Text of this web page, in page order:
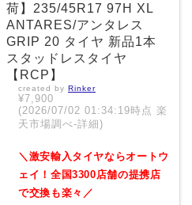
荷】235/45R17 97H XL
ANTARES/アンタレス
GRIP 20 タイヤ 新品1本
スタッドレスタイヤ
【RCP】
created by Rinker
¥7,900
(2026/07/02 01:34:19時点 楽
天市場調べ-詳細)
＼激安輸入タイヤならオートウ
ェイ！全国3300店舗の提携店
で交換も楽々／